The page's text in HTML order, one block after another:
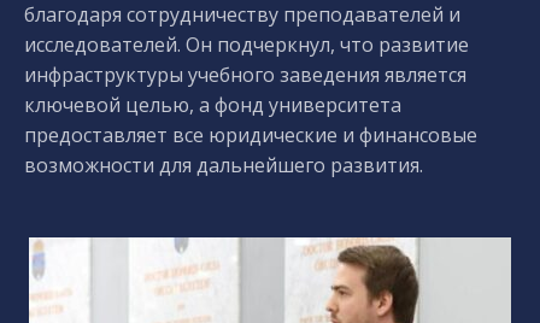
благодаря сотрудничеству преподавателей и
исследователей. Он подчеркнул, что развитие
инфраструктуры учебного заведения является
ключевой целью, а фонд университета
предоставляет все юридические и финансовые
возможности для дальнейшего развития.